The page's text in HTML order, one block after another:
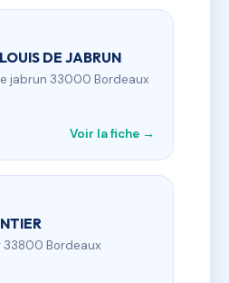
DE JABRUN
jabrun 33000 Bordeaux
Voir la fiche →
33800 Bordeaux